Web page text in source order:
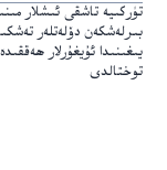
تۈركىيە تاشقى ئىشلار
بىرلەشكەن دۆلەتلەر
يىغىنىدا ئۇيغۇرلار
توختالدى